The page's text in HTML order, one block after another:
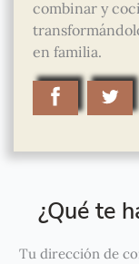
combinar y
en familia.
¿Qué te
Tu dirección de